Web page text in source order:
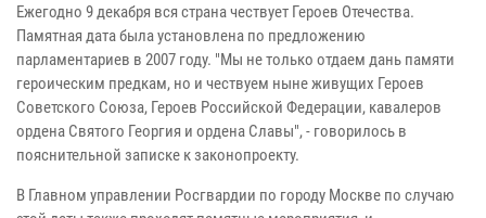
Ежегодно 9 декабря вся страна чествует Героев Отечества.
Памятная дата была установлена по предложению
парламентариев в 2007 году. "Мы не только отдаем дань памяти
героическим предкам, но и чествуем ныне живущих Героев
Советского Союза, Героев Российской Федерации, кавалеров
ордена Святого Георгия и ордена Славы", - говорилось в
пояснительной записке к законопроекту.
В Главном управлении Росгвардии по городу Москве по случаю